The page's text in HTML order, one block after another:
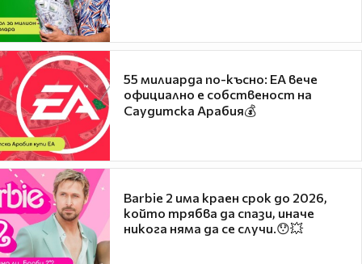
55 милиарда по-късно: EA вече
официално е собственост на
Саудитска Арабия💰
Barbie 2 има краен срок до 2026,
който трябва да спази, иначе
никога няма да се случи.😯💥